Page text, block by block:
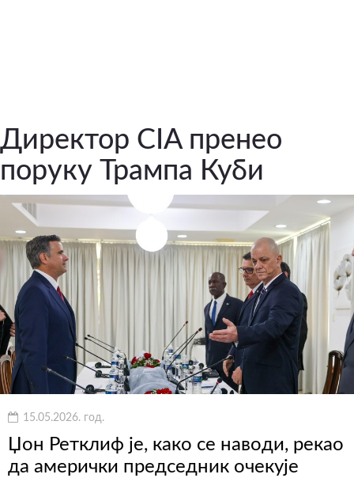
Директор CIA пренео
поруку Трампа Куби
15.05.2026. год.
Џон Ретклиф је, како се наводи, рекао
да амерички председник очекује